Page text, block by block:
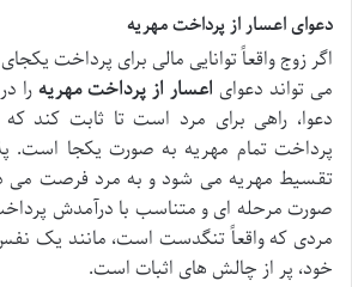
دعوای اعسار از پرداخت مهریه
اگر زوج واقعاً توانایی مالی برای پرداخت
می تواند دعوای اعسار از پرداخت مهریهرا
دعوا، راهی برای مرد است تا ثابت کند که
پرداخت تمام مهریه به صورت یکجا است.
تقسیط مهریه می شود و به مرد فرصت می
صورت مرحله ای و متناسب با درآمدش پرداخت
مردی که واقعاً تنگدست است، مانند یک
خود، پر از چالش های اثبات است.